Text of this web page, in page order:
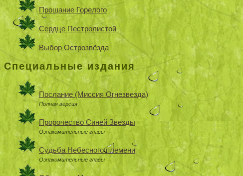
Прощание Горелого
Сердце Пестролистой
Выбор Острозвёзда
Специальные издания
Послание (Миссия Огнезвезда)
Полная версия
Пророчество Синей Звезды
Ознакомительные главы
Судьба Небесного племени
Ознакомительные главы